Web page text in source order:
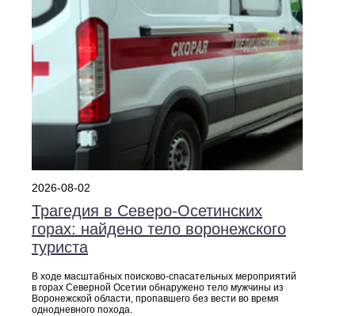
2026-08-02
Трагедия в Северо‑Осетинских
горах: найдено тело воронежского
туриста
В ходе масштабных поисково‑спасательных мероприятий
в горах Северной Осетии обнаружено тело мужчины из
Воронежской области, пропавшего без вести во время
однодневного похода.